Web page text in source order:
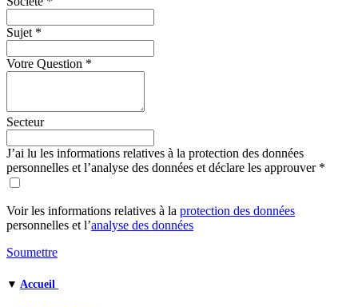
Sujet *
Votre Question *
Secteur
J’ai lu les informations relatives à la protection des données
personnelles et l’analyse des données et déclare les approuver *
Voir les informations relatives à la protection des données
personnelles et l’analyse des données
Soumettre
▼ Accueil